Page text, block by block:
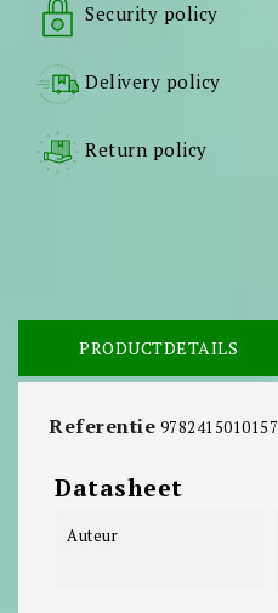
Security policy
Delivery policy
Return policy
PRODUCTDETAILS
Referentie 9782415010157
Datasheet
Auteur